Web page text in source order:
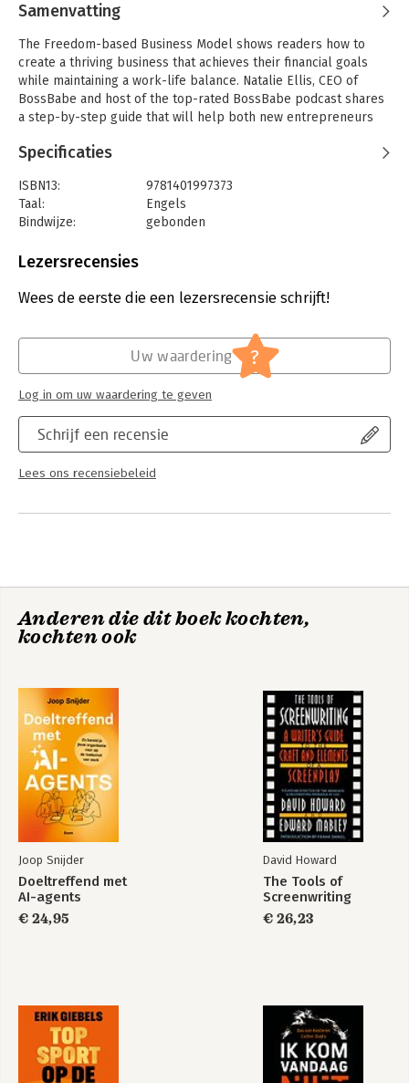
Samenvatting
The Freedom-based Business Model shows readers how to
create a thriving business that achieves their financial goals
while maintaining a work-life balance. Natalie Ellis, CEO of
BossBabe and host of the top-rated BossBabe podcast shares
a step-by-step guide that will help both new entrepreneurs
Specificaties
ISBN13:
9781401997373
Taal:
Engels
Bindwijze:
gebonden
Uitgever:
Lezersrecensies
Wees de eerste die een lezersrecensie schrijft!
Schrijf een recensie
Lees ons recensiebeleid
Uw waardering ?
Log in om uw waardering te geven
Anderen die dit boek kochten,
kochten ook
Joop Snijder
Doeltreffend met
AI-agents
€ 24,95
David Howard
The Tools of
Screenwriting
€ 26,23